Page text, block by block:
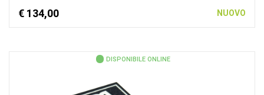
€ 134,00 NUOVO
DISPONIBILE ONLINE